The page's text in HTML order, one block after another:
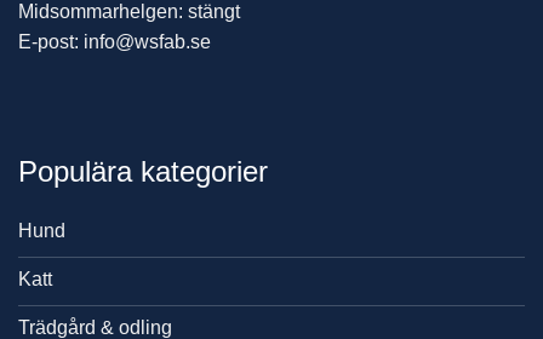
Midsommarhelgen: stängt
E-post: info@wsfab.se
Populära kategorier
Hund
Katt
Trädgård & odling